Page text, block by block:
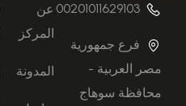
00201011629103
فرع جمهورية
مصر العربية -
محافظة سوهاج
عن
المركز
المدونة